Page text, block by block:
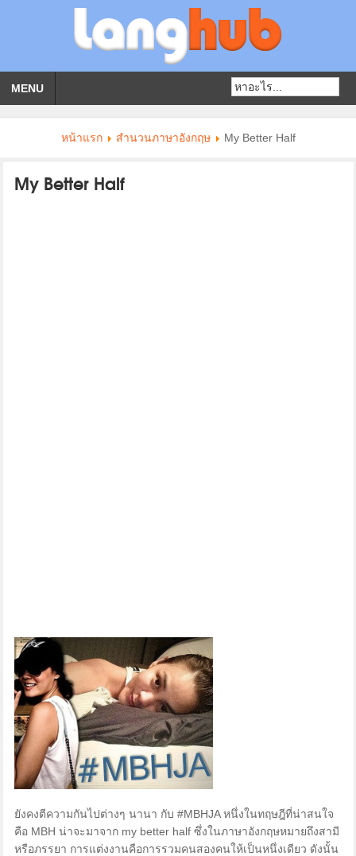
MENU
หน้าแรก สำนวนภาษาอังกฤษ My Better Half
My Better Half
ยังคงตีความกันไปต่างๆ นานา กับ ‪#‎MBHJA‬ หนึ่งในทฤษฎีที่น่าสนใจ
คือ MBH น่าจะมาจาก my better half ซึ่งในภาษาอังกฤษหมายถึงสามี
หรือภรรยา การแต่งงานคือการรวมคนสองคนให้เป็นหนึ่งเดียว ดังนั้น